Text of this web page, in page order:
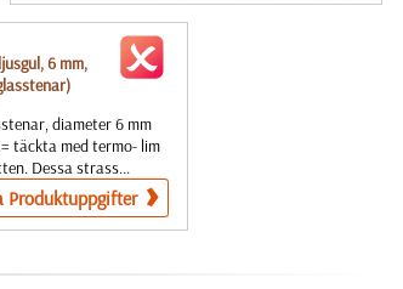
6 mm,
diameter 6 mm
täckta med termo- lim
Dessa strass...
Produktuppgifter